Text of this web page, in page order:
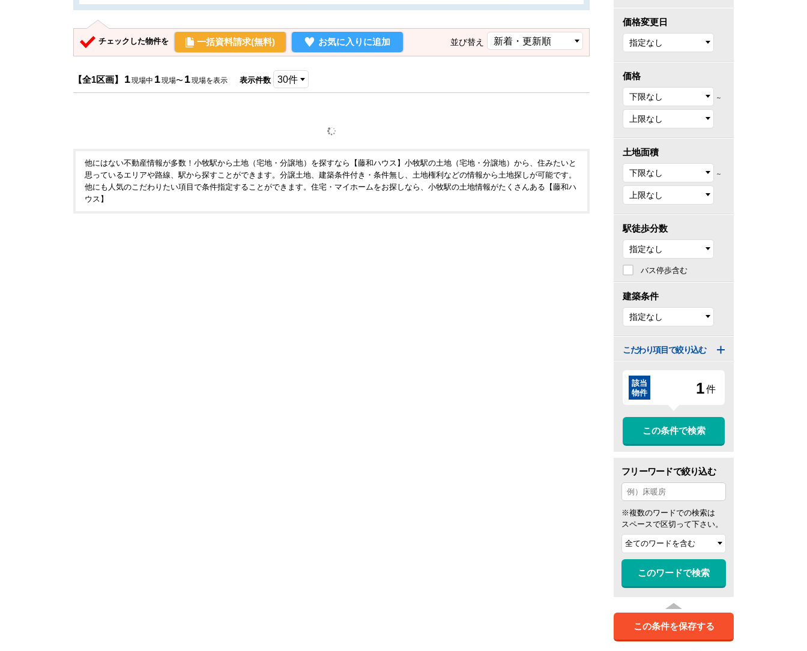
チェックした物件を 一括資料請求(無料) お気に入りに追加 並び替え
【全1区画】 1現場中 1現場〜 1現場を表示 表示件数
他にはない不動産情報が多数！小牧駅から土地（宅地・分譲地）を探すなら【藤和ハウス】小牧駅の土地（宅地・分譲地）から、住みたいと
思っているエリアや路線、駅から探すことができます。分譲土地、建築条件付き・条件無し、土地権利などの情報から土地探しが可能です。
他にも人気のこだわりたい項目で条件指定することができます。住宅・マイホームをお探しなら、小牧駅の土地情報がたくさんある【藤和ハ
ウス】
価格変更日
価格
～
土地面積
～
駅徒歩分数
バス停歩含む
建築条件
こだわり項目で絞り込む
該当
物件
1件
この条件で検索
フリーワードで絞り込む
※複数のワードでの検索は
スペースで区切って下さい。
このワードで検索
この条件を保存する